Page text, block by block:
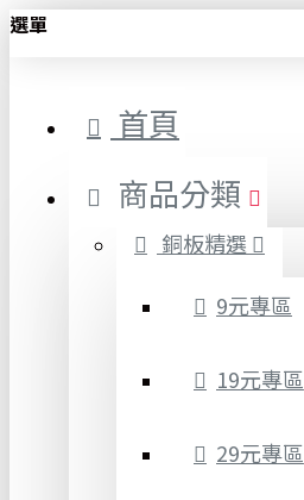
選單
首頁
商品分類
銅板精選
9元專區
19元專區
29元專區